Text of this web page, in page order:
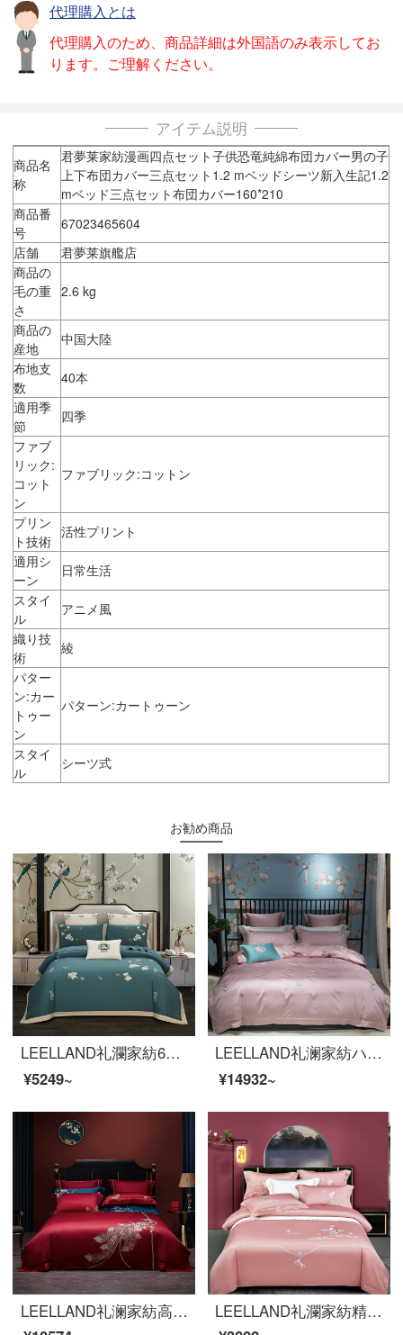
代理購入とは
代理購入のため、商品詳細は外国語のみ表示してお
ります。ご理解ください。
アイテム説明
商品名
称
君夢莱家紡漫画四点セット子供恐竜純綿布団カバー男の子
上下布団カバー三点セット1.2 mベッドシーツ新入生記1.2
mベッド三点セット布団カバー160*210
商品番
号
67023465604
店舗
君夢莱旗艦店
商品の
毛の重
さ
2.6 kg
商品の
産地
中国大陸
布地支
数
40本
適用季
節
四季
ファブ
リック:
コット
ン
ファブリック:コットン
プリン
ト技術
活性プリント
適用シ
ーン
日常生活
スタイ
ル
アニメ風
織り技
術
綾
パター
ン:カー
トゥー
ン
パターン:カートゥーン
スタイ
ル
シーツ式
お勧め商品
LEELLAND礼瀾家紡60本の暖肌全綿磨毛新中国式刺繍ベッド用品四点セットの純綿厚い保温ベッド用品セットのモカ1.8-2.0メートルベッド/220*240 cm布団カバー
¥5249~
LEELLAND礼澜家紡ハイエンド140本の810 Tの綿の刺繍の全綿の寝具四点セットの純綿別荘の見本セット福至-粉1.5-1.8メートルのベッド/200*230 cm
¥14932~
LEELLAND礼澜家紡高級中国式刺繍ロマンチック結婚祝い100本の綿布団用品四点セット純綿刺繍結婚床品セット鳳尾香罗-酒紅四点セット1.5-1.8メートルベッド/200*230 cm
LEELLAND礼瀾家紡精梳綿刺繍の全綿ベッドの上の四点セットの純綿高品質刺繍ベッドセットの月色あんこ1.5-1.8メートルベッド/200*230 cm